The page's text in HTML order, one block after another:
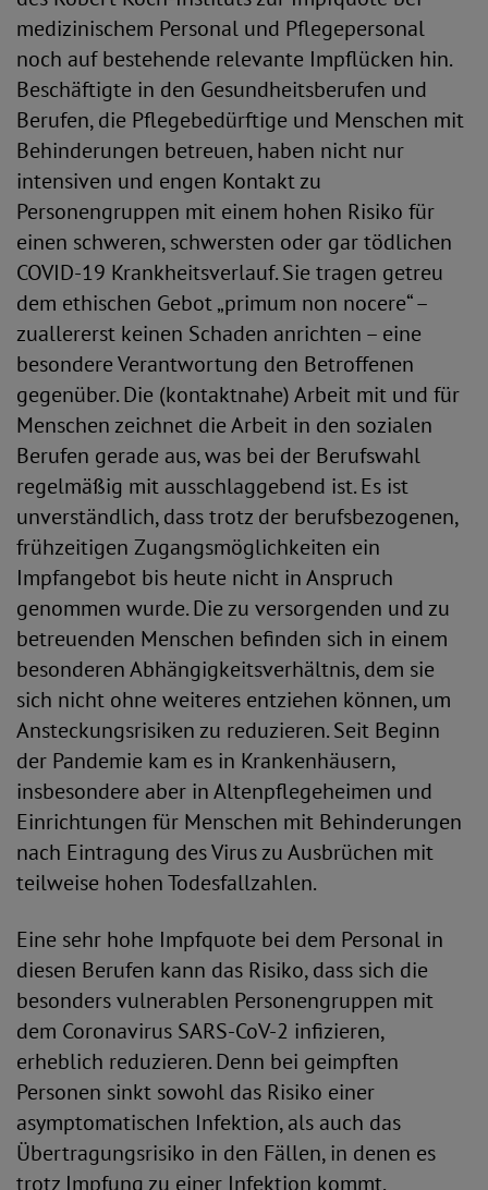
medizinischem Personal und Pflegepersonal
noch auf bestehende relevante Impflücken hin.
Beschäftigte in den Gesundheitsberufen und
Berufen, die Pflegebedürftige und Menschen mit
Behinderungen betreuen, haben nicht nur
intensiven und engen Kontakt zu
Personengruppen mit einem hohen Risiko für
einen schweren, schwersten oder gar tödlichen
COVID-19 Krankheitsverlauf. Sie tragen getreu
dem ethischen Gebot „primum non nocere“ –
zuallererst keinen Schaden anrichten – eine
besondere Verantwortung den Betroffenen
gegenüber. Die (kontaktnahe) Arbeit mit und für
Menschen zeichnet die Arbeit in den sozialen
Berufen gerade aus, was bei der Berufswahl
regelmäßig mit ausschlaggebend ist. Es ist
unverständlich, dass trotz der berufsbezogenen,
frühzeitigen Zugangsmöglichkeiten ein
Impfangebot bis heute nicht in Anspruch
genommen wurde. Die zu versorgenden und zu
betreuenden Menschen befinden sich in einem
besonderen Abhängigkeitsverhältnis, dem sie
sich nicht ohne weiteres entziehen können, um
Ansteckungsrisiken zu reduzieren. Seit Beginn
der Pandemie kam es in Krankenhäusern,
insbesondere aber in Altenpflegeheimen und
Einrichtungen für Menschen mit Behinderungen
nach Eintragung des Virus zu Ausbrüchen mit
teil­weise hohen Todesfallzahlen.
Eine sehr hohe Impfquote bei dem Personal in
diesen Berufen kann das Risiko, dass sich die
besonders vulnerablen Personengruppen mit
dem Coronavirus SARS-CoV-2 infizieren,
erheblich reduzieren. Denn bei geimpften
Personen sinkt sowohl das Risiko einer
asymptomatischen Infektion, als auch das
Übertragungsrisiko in den Fällen, in denen es
trotz Impfung zu einer Infektion kommt.